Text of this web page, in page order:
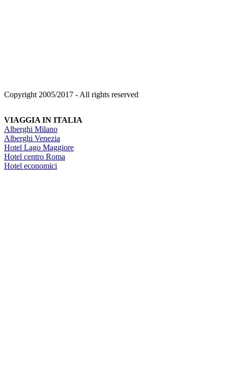
Copyright 2005/2017 - All rights reserved
VIAGGIA IN ITALIA
Alberghi Milano
Alberghi Venezia
Hotel Lago Maggiore
Hotel centro Roma
Hotel economici